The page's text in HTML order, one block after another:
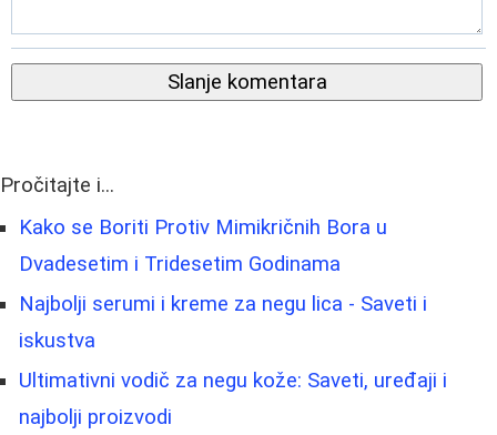
Slanje komentara
Pročitajte i...
Kako se Boriti Protiv Mimikričnih Bora u
Dvadesetim i Tridesetim Godinama
Najbolji serumi i kreme za negu lica - Saveti i
iskustva
Ultimativni vodič za negu kože: Saveti, uređaji i
najbolji proizvodi